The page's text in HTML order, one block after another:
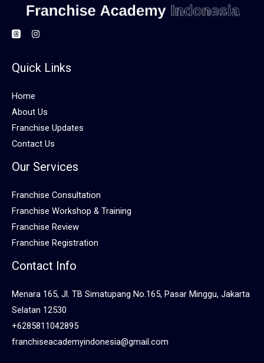
Quick Links
Home
About Us
Franchise Updates
Contact Us
Our Services
Franchise Consultation
Franchise Workshop & Training
Franchise Review
Franchise Registration
Contact Info
Menara 165, Jl. TB Simatupang No.165, Pasar Minggu, Jakarta
Selatan 12530
+6285811042895
franchiseacademyindonesia@gmail.com